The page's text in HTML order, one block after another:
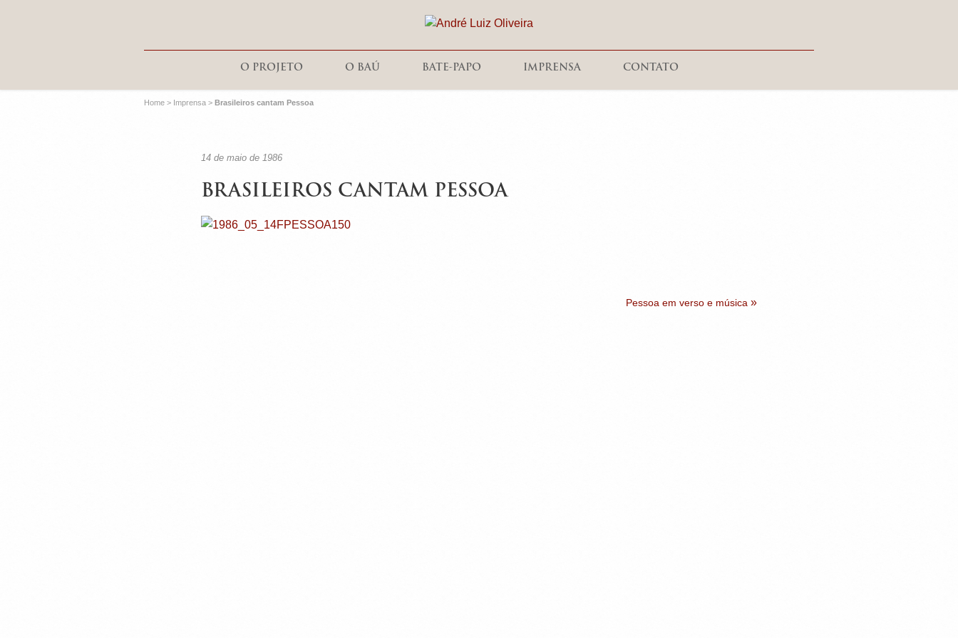
O PROJETO O BAÚ BATE-PAPO IMPRENSA CONTATO
Home > Imprensa > Brasileiros cantam Pessoa
14 de maio de 1986
BRASILEIROS CANTAM PESSOA
Pessoa em verso e música »